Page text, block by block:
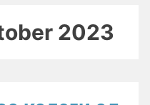
за
2023